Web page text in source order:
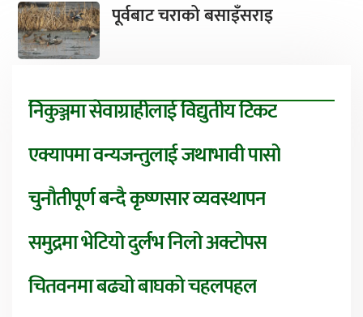
पूर्वबाट चराको बसाइँसराइ
निकुञ्जमा सेवाग्राहीलाई विद्युतीय टिकट
एक्यापमा वन्यजन्तुलाई जथाभावी पासो
चुनौतीपूर्ण बन्दै कृष्णसार व्यवस्थापन
समुद्रमा भेटियो दुर्लभ निलो अक्टोपस
चितवनमा बढ्यो बाघको चहलपहल